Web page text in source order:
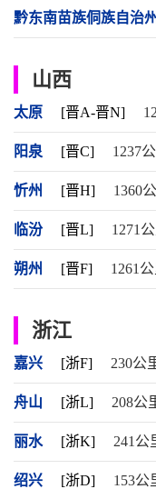
黔东南苗族侗族自治州
山西
太原 [晋A-晋N]
阳泉 [晋C] 1237
忻州 [晋H] 1360
临汾 [晋L] 1271
朔州 [晋F] 1261
浙江
嘉兴 [浙F] 230公
舟山 [浙L] 208公
丽水 [浙K] 241公
绍兴 [浙D] 153公